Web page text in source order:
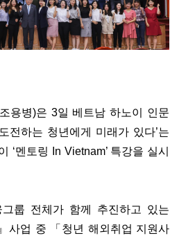
용병)은 3일 베트남 하노이 인문
전하는 청년에게 미래가 있다’는
‘멘토링 In Vietnam’ 특강을 실시
룹 전체가 함께 추진하고 있는
사업 중 「청년 해외취업 지원사